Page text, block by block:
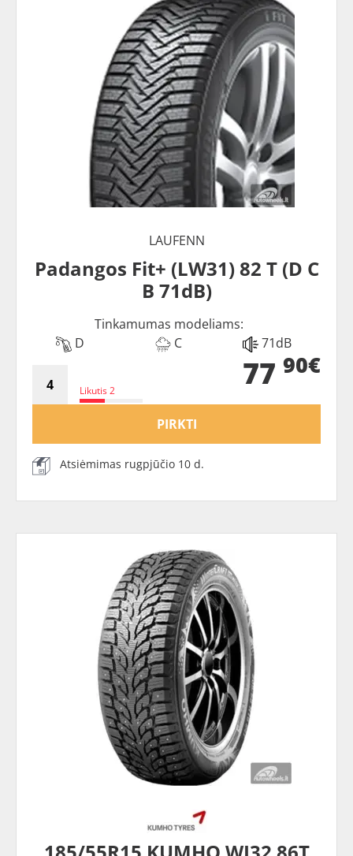
LAUFENN
Padangos Fit+ (LW31) 82 T (D C
B 71dB)
Tinkamumas modeliams:
D
C 71dB
Likutis 2 77 90€
PIRKTI
Atsiėmimas rugpjūčio 10 d.